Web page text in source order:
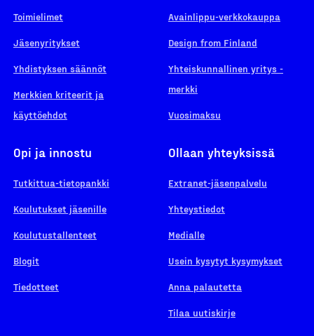
Toimielimet
Jäsenyritykset
Yhdistyksen säännöt
Merkkien kriteerit ja
käyttöehdot
Avainlippu-verkkokauppa
Design from Finland
Yhteiskunnallinen yritys -
merkki
Vuosimaksu
Opi ja innostu
Tutkittua-tietopankki
Koulutukset jäsenille
Koulutustallenteet
Blogit
Tiedotteet
Ollaan yhteyksissä
Extranet-jäsenpalvelu
Yhteystiedot
Medialle
Usein kysytyt kysymykset
Anna palautetta
Tilaa uutiskirje